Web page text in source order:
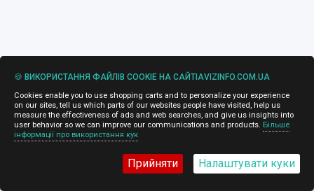
🍪 ВИКОРИСТАННЯ ФАЙЛІВ COOKIE НА САЙТІAVIZINFO.COM.UA
Cookies enable you to use shopping carts and to personalize your experience
on our sites, tell us which parts of our websites people have visited, help us
measure the effectiveness of ads and web searches, and give us insights into
user behavior so we can improve our communications and products. Більше
інформації про використання кук
Прийняти Налаштувати куки